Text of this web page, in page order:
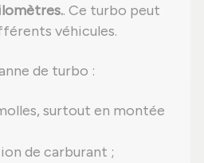
. Ce turbo peut
véhicules.
de turbo :
surtout en montée
de carburant ;